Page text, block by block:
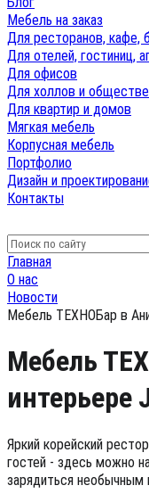
Мебель на заказ
Для ресторанов, кафе,
Для отелей, гостиниц,
Для офисов
Для холлов и
Для квартир и домов
Мягкая мебель
Корпусная мебель
Портфолио
Дизайн и
Контакты
Главная
О нас
Новости
Мебель ТЕХНОБар в
Мебель
интерьере
Яркий корейский
гостей - здесь можно
зарядиться необычным